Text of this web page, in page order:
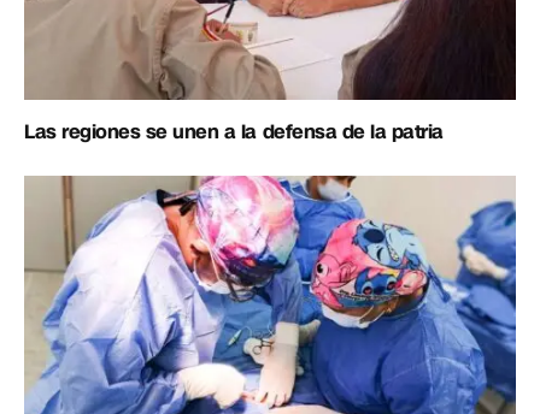
Las regiones se unen a la defensa de la patria